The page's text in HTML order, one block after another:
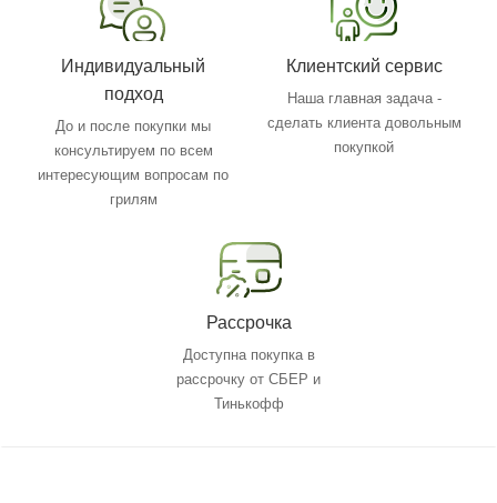
Индивидуальный
подход
До и после покупки мы
консультируем по всем
интересующим вопросам по
грилям
Клиентский сервис
Наша главная задача -
сделать клиента довольным
покупкой
Рассрочка
Доступна покупка в
рассрочку от СБЕР и
Тинькофф